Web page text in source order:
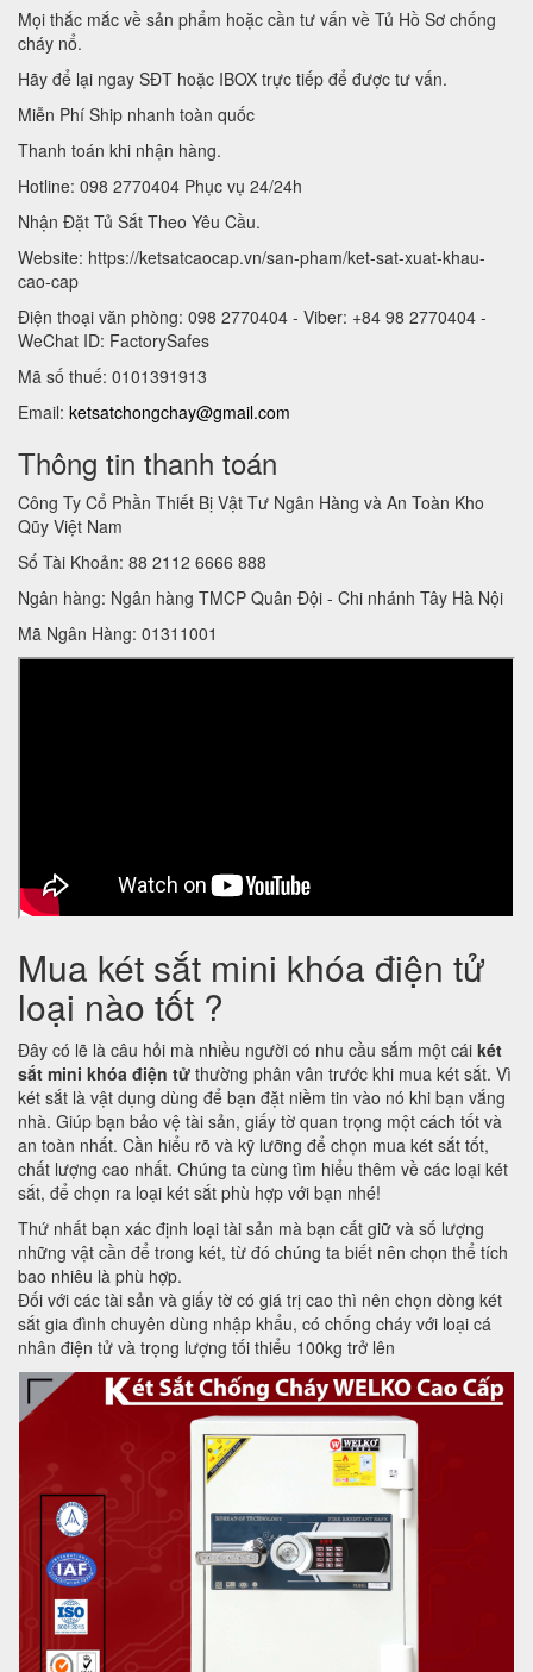
Mọi thắc mắc về sản phẩm hoặc cần tư vấn về Tủ Hồ Sơ chống
cháy nổ.
Hãy để lại ngay SĐT hoặc IBOX trực tiếp để được tư vấn.
Miễn Phí Ship nhanh toàn quốc
Thanh toán khi nhận hàng.
Hotline: 098 2770404 Phục vụ 24/24h
Nhận Đặt Tủ Sắt Theo Yêu Cầu.
Website: https://ketsatcaocap.vn/san-pham/ket-sat-xuat-khau-
cao-cap
Điện thoại văn phòng: 098 2770404 - Viber: +84 98 2770404 -
WeChat ID: FactorySafes
Mã số thuế: 0101391913
Email: ketsatchongchay@gmail.com
Thông tin thanh toán
Công Ty Cổ Phần Thiết Bị Vật Tư Ngân Hàng và An Toàn Kho
Qũy Việt Nam
Số Tài Khoản: 88 2112 6666 888
Ngân hàng: Ngân hàng TMCP Quân Đội - Chi nhánh Tây Hà Nội
Mã Ngân Hàng: 01311001
Mua két sắt mini khóa điện tử
loại nào tốt ?
Đây có lẽ là câu hỏi mà nhiều người có nhu cầu sắm một cái két
sắt mini khóa điện tử thường phân vân trước khi mua két sắt. Vì
két sắt là vật dụng dùng để bạn đặt niềm tin vào nó khi bạn vắng
nhà. Giúp bạn bảo vệ tài sản, giấy tờ quan trọng một cách tốt và
an toàn nhất. Cần hiểu rõ và kỹ lưỡng để chọn mua két sắt tốt,
chất lượng cao nhất. Chúng ta cùng tìm hiểu thêm về các loại két
sắt, để chọn ra loại két sắt phù hợp với bạn nhé!
Thứ nhất bạn xác định loại tài sản mà bạn cất giữ và số lượng
những vật cần để trong két, từ đó chúng ta biết nên chọn thể tích
bao nhiêu là phù hợp.
Đối với các tài sản và giấy tờ có giá trị cao thì nên chọn dòng két
sắt gia đình chuyên dùng nhập khẩu, có chống cháy với loại cá
nhân điện tử và trọng lượng tối thiểu 100kg trở lên